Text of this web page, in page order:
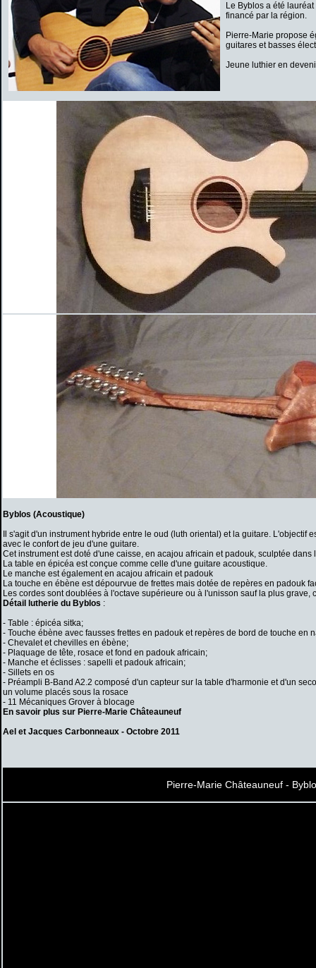
Le Byblos a été
financé par la région.
Pierre-Marie propose
guitares et basses
Jeune luthier en
Byblos (Acoustique)
Il s'agit d'un instrument hybride entre le oud (luth oriental) et la guitare.
avec le confort de jeu d'une guitare.
Cet instrument est doté d'une caisse, en acajou africain et padouk, sculptée
La table en épicéa est conçue comme celle d'une guitare acoustique.
Le manche est également en acajou africain et padouk
La touche en ébène est dépourvue de frettes mais dotée de repères en padouk
Les cordes sont doublées à l'octave supérieure ou à l'unisson sauf la plus grave,
Détail lutherie du Byblos :
- Table : épicéa sitka;
- Touche ébène avec fausses frettes en padouk et repères de bord de touche en
- Chevalet et chevilles en ébène;
- Plaquage de tête, rosace et fond en padouk africain;
- Manche et éclisses : sapelli et padouk africain;
- Sillets en os
- Préampli B-Band A2.2 composé d'un capteur sur la table d'harmonie et d'un
un volume placés sous la rosace
- 11 Mécaniques Grover à blocage
En savoir plus sur Pierre-Marie Châteauneuf
Ael et Jacques Carbonneaux - Octobre 2011
Pierre-Marie Châteauneuf -